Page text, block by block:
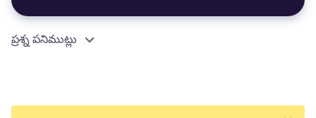
ప్రశ్న పనిముట్లు